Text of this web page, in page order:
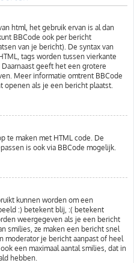
html, het gebruik ervan is al dan
BBCode ook per bericht
van je bericht). De syntax van
tags worden tussen vierkante
geeft het een grotere
Meer informatie omtrent BBCode
openen als je een bericht plaatst.
te maken met HTML code. De
is ook via BBCode mogelijk.
kunnen worden om een
:) betekent blij, :( betekent
weergegeven als je een bericht
smilies, ze maken een bericht snel
moderator je bericht aanpast of heel
een maximaal aantal smilies, dat in
hebben.